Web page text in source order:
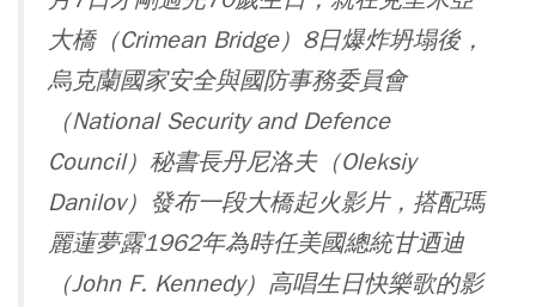
大橋（Crimean Bridge）8日爆炸坍塌後，
烏克蘭國家安全與國防事務委員會
（National Security and Defence
Council）秘書長丹尼洛夫（Oleksiy
Danilov）發布一段大橋起火影片，搭配瑪
麗蓮夢露1962年為時任美國總統甘迺迪
（John F. Kennedy）高唱生日快樂歌的影